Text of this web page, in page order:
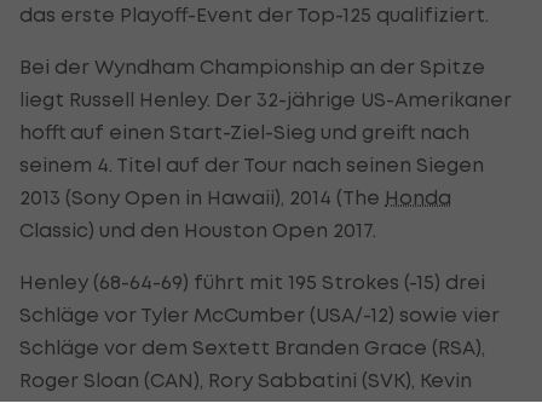
das erste Playoff-Event der Top-125 qualifiziert.
Bei der Wyndham Championship an der Spitze
liegt Russell Henley. Der 32-jährige US-Amerikaner
hofft auf einen Start-Ziel-Sieg und greift nach
seinem 4. Titel auf der Tour nach seinen Siegen
2013 (Sony Open in Hawaii), 2014 (The Honda
Classic) und den Houston Open 2017.
Henley (68-64-69) führt mit 195 Strokes (-15) drei
Schläge vor Tyler McCumber (USA/-12) sowie vier
Schläge vor dem Sextett Branden Grace (RSA),
Roger Sloan (CAN), Rory Sabbatini (SVK), Kevin